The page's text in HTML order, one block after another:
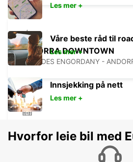
ANDORRA DOWNTOWN
ESCALDES ENGORDANY -
ESCALDES ENGORDANY -
Les mer +
Våre beste råd til
Les mer +
Innsjekking på nett
Les mer +
Hvorfor leie bil med